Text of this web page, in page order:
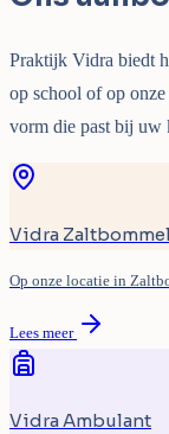
Praktijk Vidra biedt
op school of op
vorm die past bij uw
Vidra Zaltbommel
Op onze locatie in
Lees meer
Vidra Ambulant